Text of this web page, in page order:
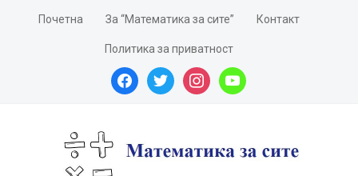
Почетна За “Математика за сите” Контакт
Политика за приватност
facebooktwitter instagramyoutube